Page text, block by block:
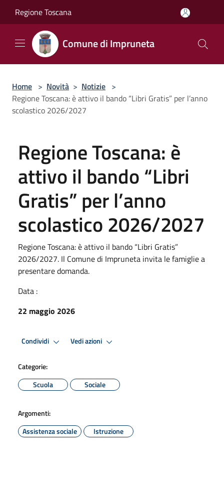
Regione Toscana
Comune di Impruneta
Home > Novità > Notizie >
Regione Toscana: è attivo il bando “Libri Gratis” per l’anno
scolastico 2026/2027
Regione Toscana: è
attivo il bando “Libri
Gratis” per l’anno
scolastico 2026/2027
Regione Toscana: è attivo il bando “Libri Gratis”
2026/2027. Il Comune di Impruneta invita le famiglie a
presentare domanda.
Data :
22 maggio 2026
Condividi Vedi azioni
Categorie:
Scuola
Sociale
Argomenti:
Assistenza sociale
Istruzione